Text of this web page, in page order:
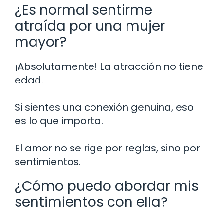
¿Es normal sentirme
atraída por una mujer
mayor?
¡Absolutamente! La atracción no tiene
edad.
Si sientes una conexión genuina, eso
es lo que importa.
El amor no se rige por reglas, sino por
sentimientos.
¿Cómo puedo abordar mis
sentimientos con ella?